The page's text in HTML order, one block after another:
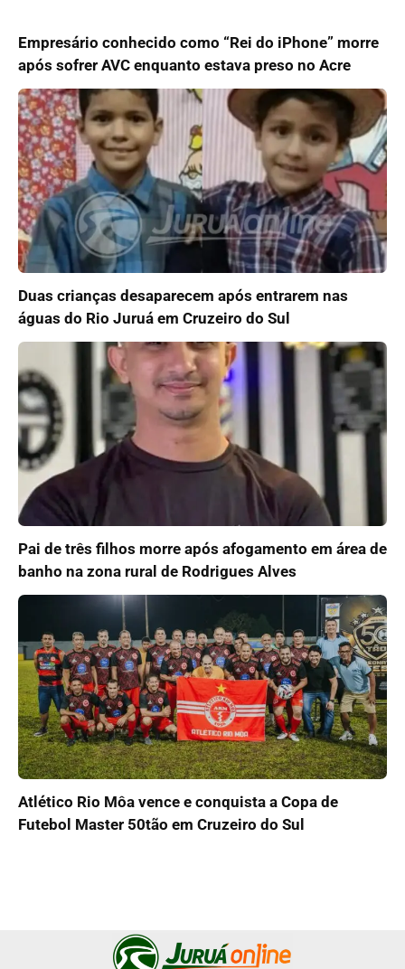
Empresário conhecido como “Rei do iPhone” morre
após sofrer AVC enquanto estava preso no Acre
Duas crianças desaparecem após entrarem nas
águas do Rio Juruá em Cruzeiro do Sul
Pai de três filhos morre após afogamento em área de
banho na zona rural de Rodrigues Alves
Atlético Rio Môa vence e conquista a Copa de
Futebol Master 50tão em Cruzeiro do Sul